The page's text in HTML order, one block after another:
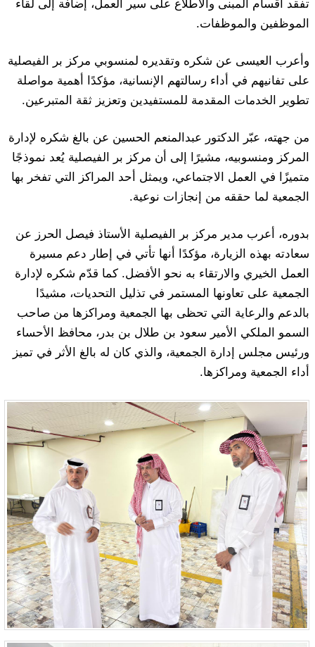
تفقد أقسام المبنى والاطلاع على سير العمل، إضافة إلى لقاء
الموظفين والموظفات.
وأعرب العيسى عن شكره وتقديره لمنسوبي مركز بر الفيصلية
على تفانيهم في أداء رسالتهم الإنسانية، مؤكدًا أهمية مواصلة
تطوير الخدمات المقدمة للمستفيدين وتعزيز ثقة المتبرعين.
من جهته، عبّر الدكتور عبدالمنعم الحسين عن بالغ شكره لإدارة
المركز ومنسوبيه، مشيرًا إلى أن مركز بر الفيصلية يُعد نموذجًا
متميزًا في العمل الاجتماعي، ويمثل أحد المراكز التي تفخر بها
الجمعية لما حققه من إنجازات نوعية.
بدوره، أعرب مدير مركز بر الفيصلية الأستاذ فيصل الحرز عن
سعادته بهذه الزيارة، مؤكدًا أنها تأتي في إطار دعم مسيرة
العمل الخيري والارتقاء به نحو الأفضل. كما قدّم شكره لإدارة
الجمعية على تعاونها المستمر في تذليل التحديات، مشيدًا
بالدعم والرعاية التي تحظى بها الجمعية ومراكزها من صاحب
السمو الملكي الأمير سعود بن طلال بن بدر، محافظ الأحساء
ورئيس مجلس إدارة الجمعية، والذي كان له بالغ الأثر في تميز
أداء الجمعية ومراكزها.